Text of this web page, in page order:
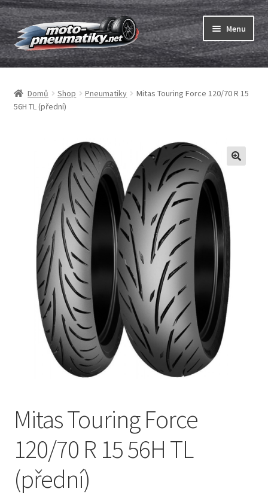
Přeskočit
na
navigaci
Přejít
k
obsahu
webu
Menu
Pneumatiky
Expand
menu
Duše & ráfkové pásky
Expand
menu
Značky
Kontakty
Domů Shop Pneumatiky
Mitas Touring Force 120/70 R 15
56H TL (přední)
Mitas Touring Force
120/70 R 15 56H TL
(přední)